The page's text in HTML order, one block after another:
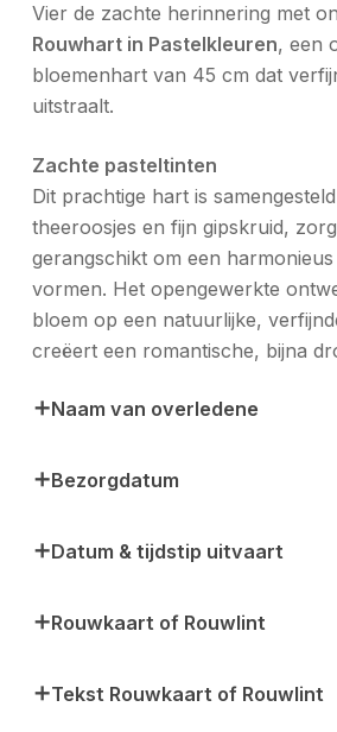
Vier de zachte herinnering met
Rouwhart in Pastelkleuren, een
bloemenhart van 45 cm dat
uitstraalt.
Zachte pasteltinten
Dit prachtige hart is
theeroosjes en fijn gipskruid,
gerangschikt om een harmonieus
vormen. Het opengewerkte
bloem op een natuurlijke,
creëert een romantische, bijna
Naam van overledene
Bezorgdatum
Datum & tijdstip uitvaart
Rouwkaart of Rouwlint
Tekst Rouwkaart of Rouwlint